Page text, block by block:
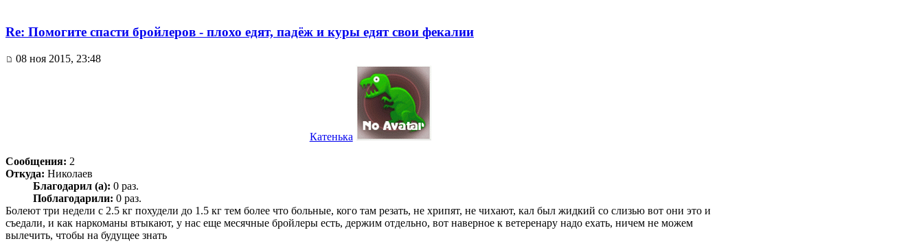
Re: Помогите спасти бройлеров - плохо едят, падёж и куры едят свои фекалии
08 ноя 2015, 23:48
Катенька
Сообщения: 2
Откуда: Николаев
Благодарил (а): 0 раз.
Поблагодарили: 0 раз.
Болеют три недели с 2.5 кг похудели до 1.5 кг тем более что больные, кого там резать, не хрипят, не чихают, кал был жидкий со слизью вот они это и
съедали, и как наркоманы втыкают, у нас еще месячные бройлеры есть, держим отдельно, вот наверное к ветеренару надо ехать, ничем не можем
вылечить, чтобы на будущее знать